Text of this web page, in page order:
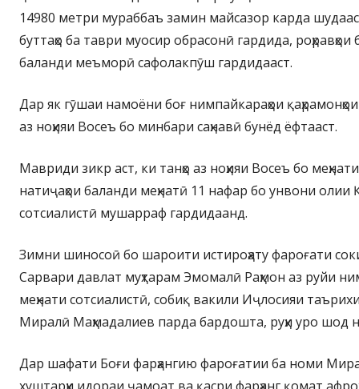
14980 метри мураббаъ замин майсазор карда
буттаҳо ба таври муосир обрасонӣ гардида,
баланди меъморӣ сафолакпӯш гардидааст.
Дар як гӯшаи намоёни боғ нимпайкараҳои
аз ноҳияи Восеъ бо минбари саҳнавӣ бунёд ёфтааст.
Мавриди зикр аст, ки танҳо аз ноҳияи Восеъ бо
натиҷаҳои баланди меҳнатӣ 11 нафар бо унвони олии
сотсиалистӣ мушарраф гардидаанд.
Зимни шиносоӣ бо шароити истироҳату фароғати
Сарвари давлат муҳтарам Эмомалӣ Раҳмон аз руйи
меҳнати сотсиалистӣ, собиқ вакили Иҷлосияи
Миралӣ Маҳмадалиев парда бардошта, руҳи уро шод
Дар шафати Боғи фарҳангию фароғатии ба номи